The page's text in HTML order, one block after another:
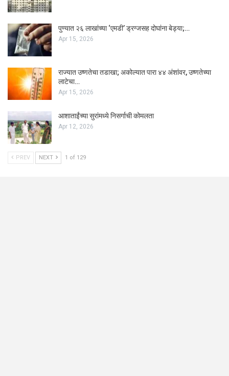
पुण्यात २६ लाखांच्या ‘एमडी’ ड्रग्जसह दोघांना बेड्या;…
Apr 15, 2026
राज्यात उष्णतेचा तडाखा; अकोल्यात पारा ४४ अंशांवर, उष्णतेच्या
लाटेचा…
Apr 15, 2026
आशाताईंच्या सुरांमध्ये निसर्गाची कोमलता
Apr 12, 2026
PREV NEXT 1 of 129